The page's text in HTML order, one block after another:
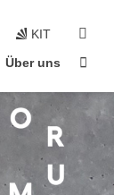
KIT
Über uns